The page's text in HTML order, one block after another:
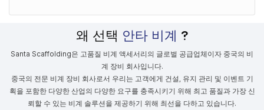
왜 선택 안타 비계 ?
Santa Scaffolding은 고품질 비계 액세서리의 글로벌 공급업체이자 중국의 비
계 장비 회사입니다.
중국의 전문 비계 장비 회사로서 우리는 고객에게 건설, 유지 관리 및 이벤트 기
획을 포함한 다양한 산업의 다양한 요구를 충족시키기 위해 최고 품질과 가장 신
뢰할 수 있는 비계 솔루션을 제공하기 위해 최선을 다하고 있습니다.